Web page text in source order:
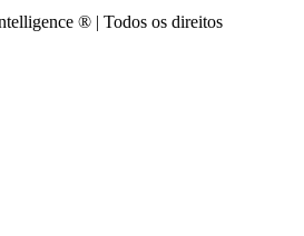
® | Todos os direitos